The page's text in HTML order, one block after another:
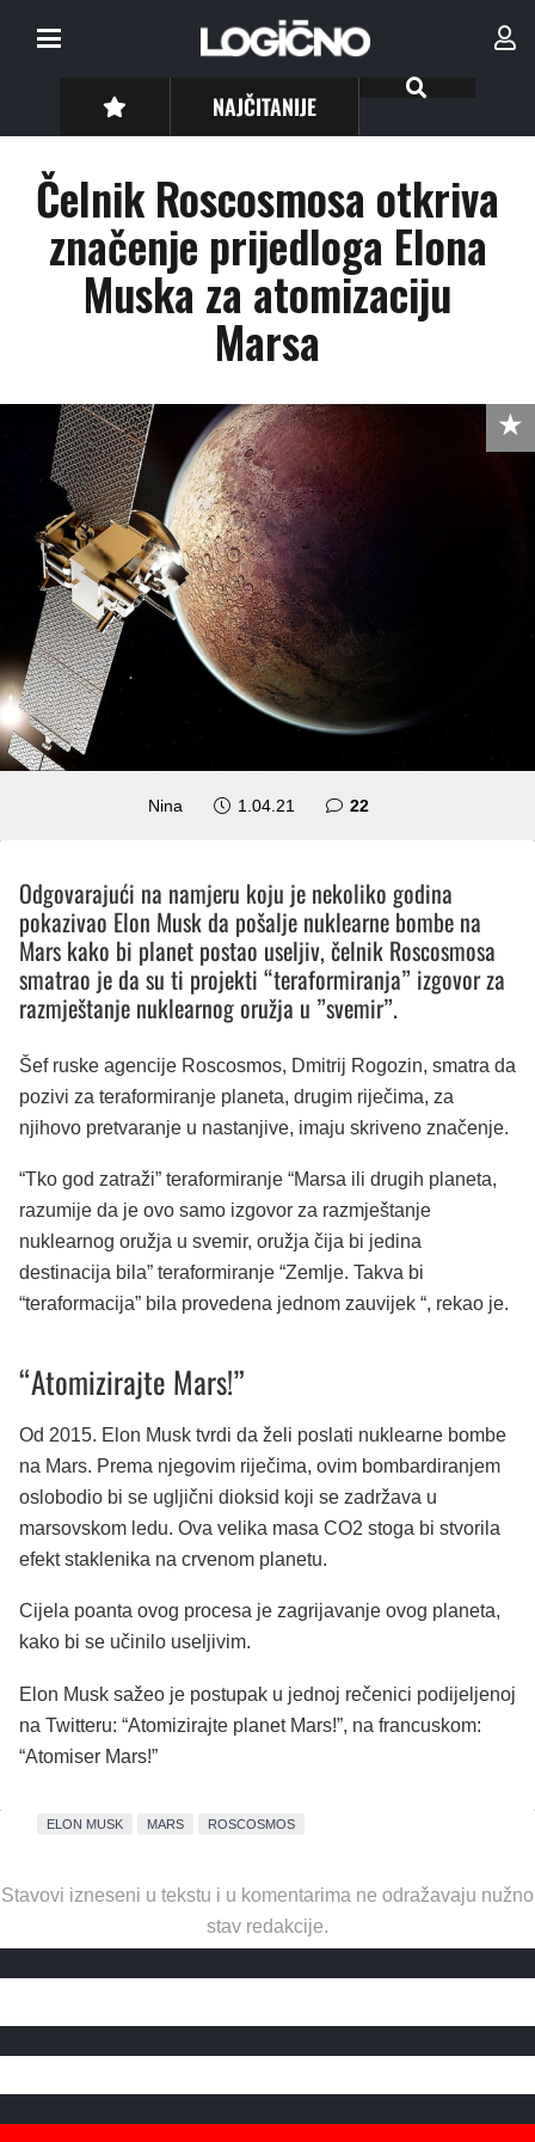
NAJČITANIJE
Čelnik Roscosmosa otkriva
značenje prijedloga Elona
Muska za atomizaciju
Marsa
Nina 1.04.21 22komentara
Odgovarajući na namjeru koju je nekoliko godina
pokazivao Elon Musk da pošalje nuklearne bombe na
Mars kako bi planet postao useljiv, čelnik Roscosmosa
smatrao je da su ti projekti “teraformiranja” izgovor za
razmještanje nuklearnog oružja u ”svemir”.
Šef ruske agencije Roscosmos, Dmitrij Rogozin, smatra da
pozivi za teraformiranje planeta, drugim riječima, za
njihovo pretvaranje u nastanjive, imaju skriveno značenje.
“Tko god zatraži” teraformiranje “Marsa ili drugih planeta,
razumije da je ovo samo izgovor za razmještanje
nuklearnog oružja u svemir, oružja čija bi jedina
destinacija bila” teraformiranje “Zemlje. Takva bi
“teraformacija” bila provedena jednom zauvijek “, rekao je.
“Atomizirajte Mars!”
Od 2015. Elon Musk tvrdi da želi poslati nuklearne bombe
na Mars. Prema njegovim riječima, ovim bombardiranjem
oslobodio bi se ugljični dioksid koji se zadržava u
marsovskom ledu. Ova velika masa CO2 stoga bi stvorila
efekt staklenika na crvenom planetu.
Cijela poanta ovog procesa je zagrijavanje ovog planeta,
kako bi se učinilo useljivim.
Elon Musk sažeo je postupak u jednoj rečenici podijeljenoj
na Twitteru: “Atomizirajte planet Mars!”, na francuskom:
“Atomiser Mars!”
ELON MUSK MARS ROSCOSMOS
Stavovi izneseni u tekstu i u komentarima ne odražavaju nužno
stav redakcije.